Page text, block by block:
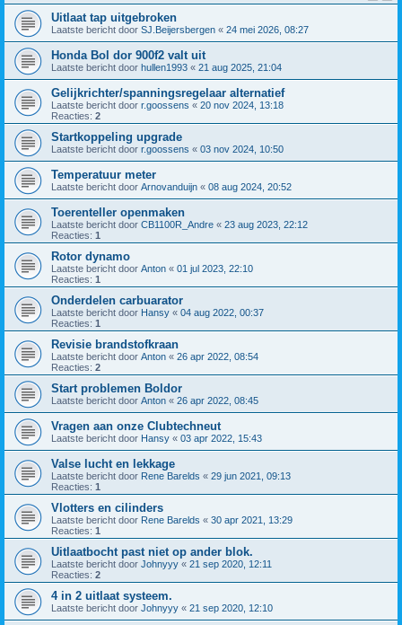
Uitlaat tap uitgebroken
Laatste bericht door SJ.Beijersbergen « 24 mei 2026, 08:27
Honda Bol dor 900f2 valt uit
Laatste bericht door hullen1993 « 21 aug 2025, 21:04
Gelijkrichter/spanningsregelaar alternatief
Laatste bericht door r.goossens « 20 nov 2024, 13:18
Reacties: 2
Startkoppeling upgrade
Laatste bericht door r.goossens « 03 nov 2024, 10:50
Temperatuur meter
Laatste bericht door Arnovanduijn « 08 aug 2024, 20:52
Toerenteller openmaken
Laatste bericht door CB1100R_Andre « 23 aug 2023, 22:12
Reacties: 1
Rotor dynamo
Laatste bericht door Anton « 01 jul 2023, 22:10
Reacties: 1
Onderdelen carbuarator
Laatste bericht door Hansy « 04 aug 2022, 00:37
Reacties: 1
Revisie brandstofkraan
Laatste bericht door Anton « 26 apr 2022, 08:54
Reacties: 2
Start problemen Boldor
Laatste bericht door Anton « 26 apr 2022, 08:45
Vragen aan onze Clubtechneut
Laatste bericht door Hansy « 03 apr 2022, 15:43
Valse lucht en lekkage
Laatste bericht door Rene Barelds « 29 jun 2021, 09:13
Reacties: 1
Vlotters en cilinders
Laatste bericht door Rene Barelds « 30 apr 2021, 13:29
Reacties: 1
Uitlaatbocht past niet op ander blok.
Laatste bericht door Johnyyy « 21 sep 2020, 12:11
Reacties: 2
4 in 2 uitlaat systeem.
Laatste bericht door Johnyyy « 21 sep 2020, 12:10